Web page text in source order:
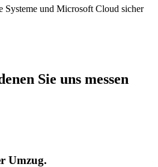
Systeme und Microsoft Cloud sicher
Sie uns messen
Umzug.